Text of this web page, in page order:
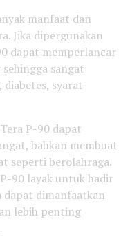
manfaat dan
Jika dipergunakan
dapat memperlancar
sangat
syarat
P-90 dapat
bahkan membuat
seperti berolahraga.
90 layak untuk hadir
dapat dimanfaatkan
lebih penting